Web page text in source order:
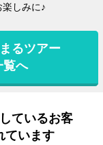
しみに♪
るツアー
覧へ
ているお客
ています